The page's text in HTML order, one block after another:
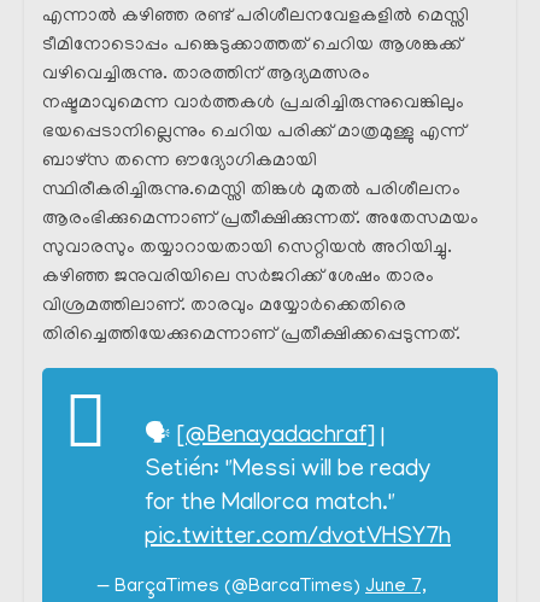
എന്നാൽ കഴിഞ്ഞ രണ്ട് പരിശീലനവേളകളിൽ മെസ്സി
ടീമിനോടൊപ്പം പങ്കെടുക്കാത്തത് ചെറിയ ആശങ്കക്ക്
വഴിവെച്ചിരുന്നു. താരത്തിന് ആദ്യമത്സരം
നഷ്ടമാവുമെന്ന വാർത്തകൾ പ്രചരിച്ചിരുന്നുവെങ്കിലും
ഭയപ്പെടാനില്ലെന്നും ചെറിയ പരിക്ക് മാത്രമുള്ളു എന്ന്
ബാഴ്സ തന്നെ ഔദ്യോഗികമായി
സ്ഥിരീകരിച്ചിരുന്നു.മെസ്സി തിങ്കൾ മുതൽ പരിശീലനം
ആരംഭിക്കുമെന്നാണ് പ്രതീക്ഷിക്കുന്നത്. അതേസമയം
സുവാരസും തയ്യാറായതായി സെറ്റിയൻ അറിയിച്ചു.
കഴിഞ്ഞ ജനുവരിയിലെ സർജറിക്ക് ശേഷം താരം
വിശ്രമത്തിലാണ്. താരവും മയ്യോർക്കെതിരെ
തിരിച്ചെത്തിയേക്കുമെന്നാണ് പ്രതീക്ഷിക്കപ്പെടുന്നത്.
🗣 [ @Benayadachraf ] |
Setién: "Messi will be ready
for the Mallorca match."
pic.twitter.com/dvotVHSY7h
— BarçaTimes (@BarcaTimes) June 7,